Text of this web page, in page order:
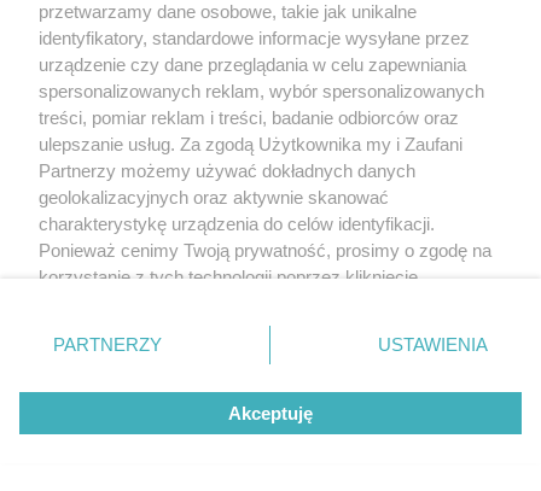
przetwarzamy dane osobowe, takie jak unikalne
identyfikatory, standardowe informacje wysyłane przez
urządzenie czy dane przeglądania w celu zapewniania
spersonalizowanych reklam, wybór spersonalizowanych
treści, pomiar reklam i treści, badanie odbiorców oraz
ulepszanie usług. Za zgodą Użytkownika my i Zaufani
Partnerzy możemy używać dokładnych danych
geolokalizacyjnych oraz aktywnie skanować
charakterystykę urządzenia do celów identyfikacji.
Ponieważ cenimy Twoją prywatność, prosimy o zgodę na
korzystanie z tych technologii poprzez kliknięcie
zmienić/wycofać klikając przycisk ustawień prywatności
znajdujący się w lewym dolnym rogu strony
rodzaje przetwarzania danych nie wymagają zgody
użytkownika, ale masz prawo sprzeciwić się takiemu
przetwarzaniu. Preferencje będą miały zastosowanie tylko
PARTNERZY USTAWIENIA
Akceptuję